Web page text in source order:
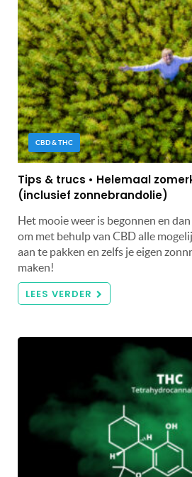
CBD & THC
Tips & trucs • Helemaal
(inclusief zonnebrandolie)
Het mooie weer is begonnen en
om met behulp van CBD alle
aan te pakken en zelfs je eigen
maken!
LEES VERDER